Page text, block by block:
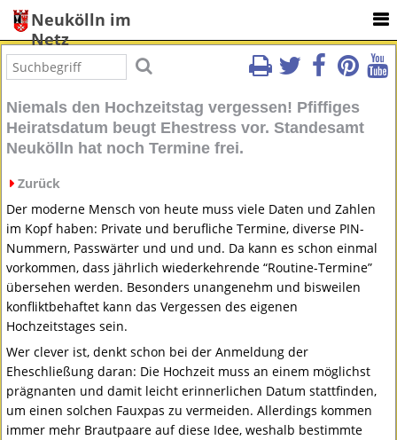
Neukölln im
Netz
Niemals den Hochzeitstag vergessen! Pfiffiges
Heiratsdatum beugt Ehestress vor. Standesamt
Neukölln hat noch Termine frei.
Zurück
Der moderne Mensch von heute muss viele Daten und Zahlen
im Kopf haben: Private und berufliche Termine, diverse PIN-
Nummern, Passwärter und und und. Da kann es schon einmal
vorkommen, dass jährlich wiederkehrende “Routine-Termine”
übersehen werden. Besonders unangenehm und bisweilen
konfliktbehaftet kann das Vergessen des eigenen
Hochzeitstages sein.
Wer clever ist, denkt schon bei der Anmeldung der
Eheschließung daran: Die Hochzeit muss an einem möglichst
prägnanten und damit leicht erinnerlichen Datum stattfinden,
um einen solchen Fauxpas zu vermeiden. Allerdings kommen
immer mehr Brautpaare auf diese Idee, weshalb bestimmte